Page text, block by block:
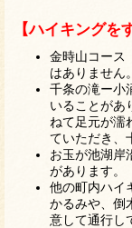
【ハイキングを
金時山コース
はありません。
千条の滝ー小
いることがあ
ねて足元が濡
ていただき、
お玉が池湖岸
があります。
他の町内ハイ
かるみや、倒
意して通行し